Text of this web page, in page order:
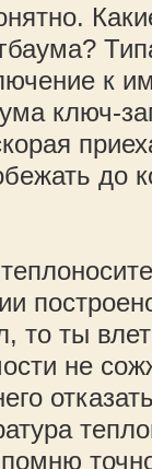
к
ключ-
до
то ты
не